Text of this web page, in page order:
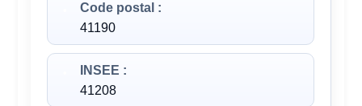
Code postal :
41190
INSEE :
41208